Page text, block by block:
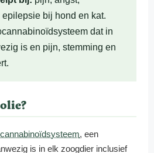
bij hond en kat.
dat in
is en pijn, stemming en
, een
is in elk zoogdier inclusief